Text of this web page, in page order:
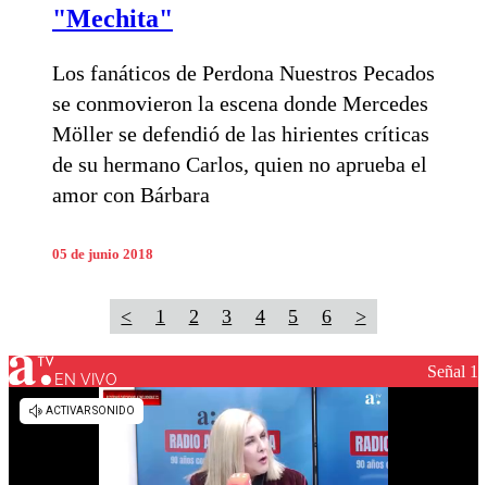
"Mechita"
Los fanáticos de Perdona Nuestros Pecados
se conmovieron la escena donde Mercedes
Möller se defendió de las hirientes críticas
de su hermano Carlos, quien no aprueba el
amor con Bárbara
05 de junio 2018
< 1 2 3 4 5 6 >
EN VIVO Señal 1